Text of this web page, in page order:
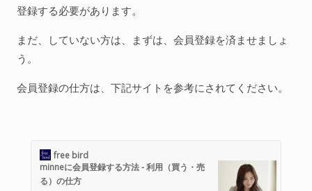
登録する必要があります。
まだ、していない方は、まずは、会員登録を済ませましょ
う。
会員登録の仕方は、下記サイトを参考にされてください。
free bird
minneに会員登録する方法 - 利用（買う・売
る）の仕方